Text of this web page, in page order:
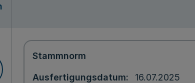
Stammnorm
Ausfertigungsdatum 16.07.2025